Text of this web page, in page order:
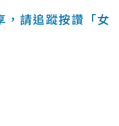
，請追蹤按讚「女